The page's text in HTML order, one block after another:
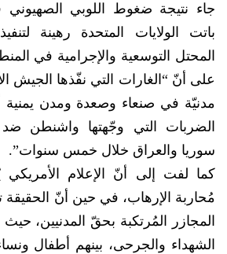
جاء نتيجة ضغوط اللوبي
باتت الولايات المتحدة رهينة
المحتل التوسعية والإجرامية في
على أنّ “الغارات التي نفّذها الجيش
مدنيّة في صنعاء وصعدة ومدن
الضربات التي وجّهتها واشنطن
سوريا والعراق خلال خمس سنوات”.
كما لفت إلى أنّ الإعلام الأمريكي
مُحاربة الإرهاب، في حين أنّ
المجازر المُرتكبة بحقّ المدنيين،
الشهداء والجرحى، بينهم أطفال